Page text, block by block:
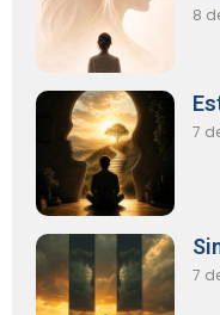
8
7
7